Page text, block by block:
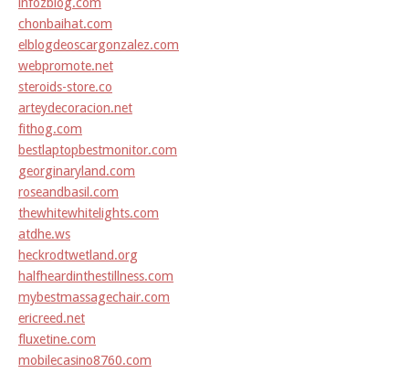
chonbaihat.com
elblogdeoscargonzalez.com
webpromote.net
steroids-store.co
arteydecoracion.net
fithog.com
bestlaptopbestmonitor.com
georginaryland.com
roseandbasil.com
thewhitewhitelights.com
atdhe.ws
heckrodtwetland.org
halfheardinthestillness.com
mybestmassagechair.com
ericreed.net
fluxetine.com
mobilecasino8760.com